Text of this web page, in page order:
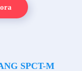
SPCT-M